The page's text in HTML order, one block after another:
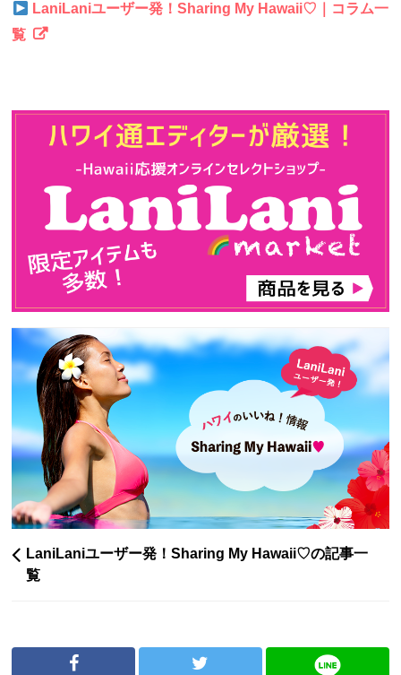
LaniLaniユーザー発！Sharing My Hawaii♡｜コラム一
覧
LaniLaniユーザー発！Sharing My Hawaii♡の記事一
覧